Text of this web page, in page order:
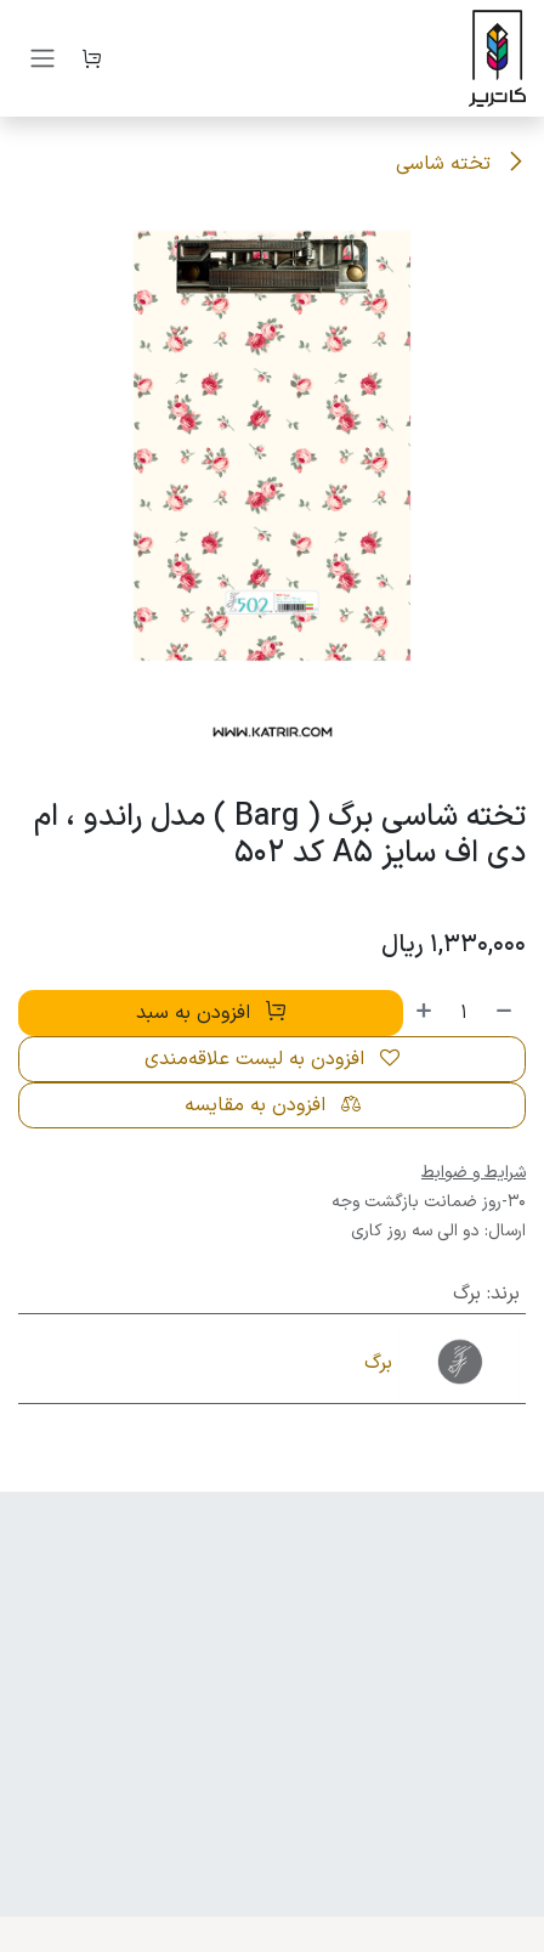
صرف نظر و مشاهده محتوا
تخته شاسی
تخته شاسی برگ ( Barg ) مدل راندو ، ام
دی اف سایز A5 کد 502
1,330,000 ریال
افزودن به سبد
افزودن به مقایسه
افزودن به لیست علاقه‌مندی
شرایط و ضوابط
30-روز ضمانت بازگشت وجه
ارسال: دو الی سه روز کاری
برند: برگ
برگ